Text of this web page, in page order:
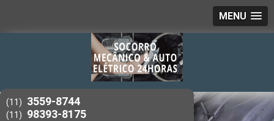
MENU
(11) 3559-8744
(11) 98393-8175